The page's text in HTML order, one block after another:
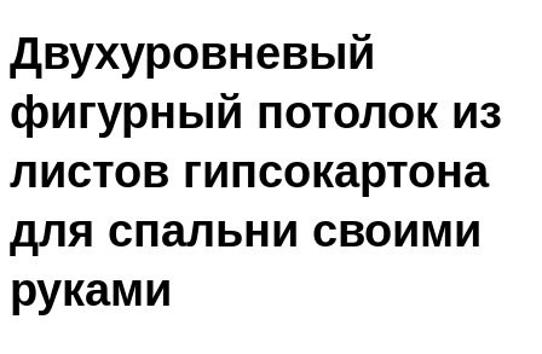
Двухуровневый
фигурный потолок из
листов гипсокартона
для спальни своими
руками